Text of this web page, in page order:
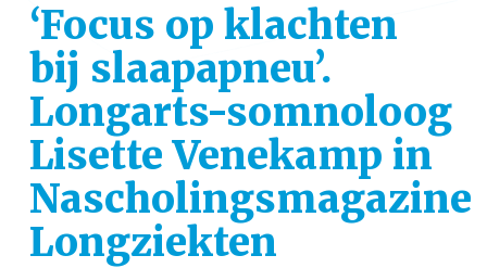
‘Focus op klachten
bij slaapapneu’.
Longarts-somnoloog
Lisette Venekamp in
Nascholingsmagazine
Longziekten